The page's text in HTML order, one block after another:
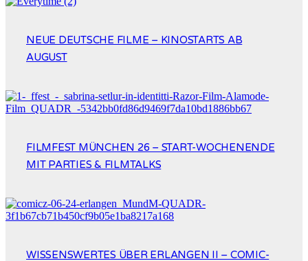
NEUE DEUTSCHE FILME – KINOSTARTS AB
AUGUST
FILMFEST MÜNCHEN 26 – START-WOCHENENDE
MIT PARTIES & FILMTALKS
WISSENSWERTES ÜBER ERLANGEN II – COMIC-